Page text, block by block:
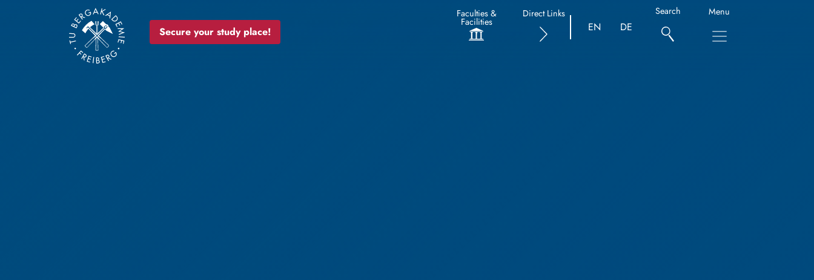
Secure your study place!
Faculties &
Facilities
Direct Links
EN DE
Search Menu